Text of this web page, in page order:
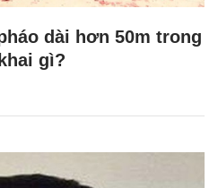
dài hơn 50m trong
gì?